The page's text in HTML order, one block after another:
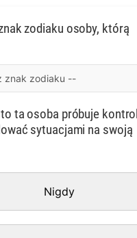
zodiaku osoby, którą
ta osoba próbuje
sytuacjami na swoją
Nigdy